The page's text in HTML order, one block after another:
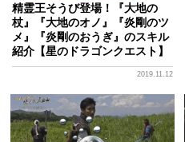
精霊王そうび登場！『大地の
杖』『大地のオノ』『炎剛のツ
メ』『炎剛のおうぎ』のスキル
紹介【星のドラゴンクエスト】
2019.11.12